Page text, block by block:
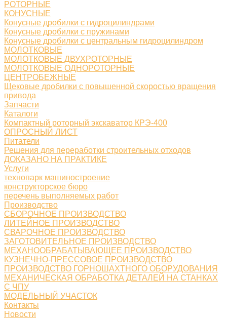
РОТОРНЫЕ
КОНУСНЫЕ
Конусные дробилки с гидроцилиндрами
Конусные дробилки с пружинами
Конусные дробилки с центральным гидроцилиндром
МОЛОТКОВЫЕ
МОЛОТКОВЫЕ ДВУХРОТОРНЫЕ
МОЛОТКОВЫЕ ОДНОРОТОРНЫЕ
ЦЕНТРОБЕЖНЫЕ
Щековые дробилки с повышенной скоростью вращения
привода
Запчасти
Каталоги
Компактный роторный экскаватор КРЭ-400
ОПРОСНЫЙ ЛИСТ
Питатели
Решения для переработки строительных отходов
ДОКАЗАНО НА ПРАКТИКЕ
Услуги
технопарк машиностроение
конструкторское бюро
перечень выполняемых работ
Производство
СБОРОЧНОЕ ПРОИЗВОДСТВО
ЛИТЕЙНОЕ ПРОИЗВОДСТВО
СВАРОЧНОЕ ПРОИЗВОДСТВО
ЗАГОТОВИТЕЛЬНОЕ ПРОИЗВОДСТВО
МЕХАНООБРАБАТЫВАЮЩЕЕ ПРОИЗВОДСТВО
КУЗНЕЧНО-ПРЕССОВОЕ ПРОИЗВОДСТВО
ПРОИЗВОДСТВО ГОРНОШАХТНОГО ОБОРУДОВАНИЯ
МЕХАНИЧЕСКАЯ ОБРАБОТКА ДЕТАЛЕЙ НА СТАНКАХ
С ЧПУ
МОДЕЛЬНЫЙ УЧАСТОК
Контакты
Новости